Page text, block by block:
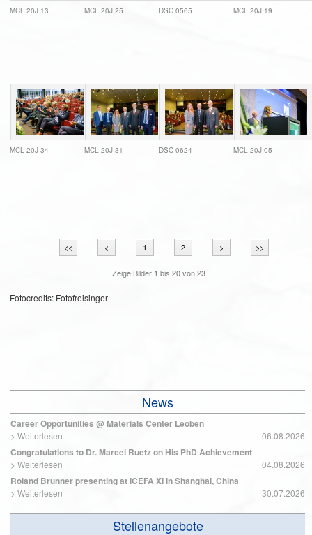
MCL 20J 13 MCL 20J 25 DSC 0565 MCL 20J 19
MCL 20J 34 MCL 20J 31 DSC 0624 MCL 20J 05
<< < 1 2 > >>
Zeige Bilder 1 bis20von23
Fotocredits: Fotofreisinger
News
Career Opportunities @ Materials Center Leoben
> Weiterlesen 06.08.2026
Congratulations to Dr. Marcel Ruetz on His PhD Achievement
> Weiterlesen 04.08.2026
Roland Brunner presenting at ICEFA XI in Shanghai, China
> Weiterlesen 30.07.2026
Stellenangebote